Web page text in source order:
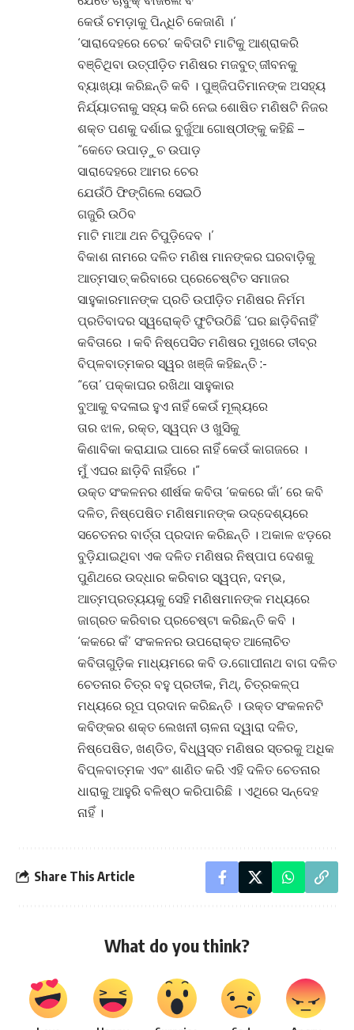
କେଉଁ ଚମଡ଼ାକୁ ପିନ୍ଧିଚି କେଜାଣି ।’
‘ସାରାଦେହରେ ଚେର’ କବିତାଟି ମାଟିକୁ ଆଶ୍ରାକରି
ବଞ୍ଚିଥିବା ଉତ୍ପୀଡ଼ିତ ମଣିଷର ମଜବୁତ୍ ଜୀବନକୁ
ବ୍ୟାଖ୍ୟା କରିଛନ୍ତି କବି । ପୁଞ୍ଜିପତିମାନଙ୍କ ଅସହ୍ୟ
ନିର୍ଯ୍ୟାତନାକୁ ସହ୍ୟ କରି ନେଇ ଶୋଷିତ ମଣିଷଟି ନିଜର
ଶକ୍ତ ପଣକୁ ଦର୍ଶାଇ ବୁର୍ଜୁଆ ଗୋଷ୍ଠୀଙ୍କୁ କହିଛି –
“କେତେ ଉପାଡ଼ୁଚ ଉପାଡ଼
ସାରାଦେହରେ ଆମର ଚେର
ଯେଉଁଠି ଫିଙ୍ଗିଲେ ସେଇଠି
ଗଜୁରି ଉଠିବ
ମାଟି ମାଆ ଥନ ଚିପୁଡ଼ିଦେବ ।’
ବିକାଶ ନାମରେ ଦଳିତ ମଣିଷ ମାନଙ୍କର ଘରବାଡ଼ିକୁ
ଆତ୍ମସାତ୍ କରିବାରେ ପ୍ରେଚେଷ୍ଟିତ ସମାଜର
ସାହୁକାରମାନଙ୍କ ପ୍ରତି ଉପୀଡ଼ିତ ମଣିଷର ନିର୍ମମ
ପ୍ରତିବାଦର ସ୍ୱରୋକ୍ତି ଫୁଟିଉଠିଛି ‘ଘର ଛାଡ଼ିବିନାହିଁ’
କବିତାରେ । କବି ନିଷ୍ପେସିତ ମଣିଷର ମୁଖରେ ତୀବ୍ର
ବିପ୍ଳବାତ୍ମକର ସ୍ୱର ଖଞ୍ଜି କହିଛନ୍ତି :-
“ତୋ’ ପକ୍କାଘର ରଖିଥା ସାହୁକାର
ବୁଆକୁ ବଦଳାଇ ହୁଏ ନାହିଁ କେଉଁ ମୂଲ୍ୟରେ
ତାର ଝାଳ, ରକ୍ତ, ସ୍ୱପ୍ନ ଓ ଖୁସିକୁ
କିଣାବିକା କରାଯାଇ ପାରେ ନାହିଁ କେଉଁ କାଗଜରେ ।
ମୁଁ ଏଘର ଛାଡ଼ିବି ନାହିଁରେ ।”
ଉକ୍ତ ସଂକଳନର ଶୀର୍ଷକ କବିତା ‘କକରେ କାଁ’ ରେ କବି
ଦଳିତ, ନିଷ୍ପେଷିତ ମଣିଷମାନଙ୍କ ଉଦ୍ଦେଶ୍ୟରେ
ସଚେତନର ବାର୍ତ୍ତା ପ୍ରଦାନ କରିଛନ୍ତି । ଅକାଳ ଝଡ଼ରେ
ବୁଡ଼ିଯାଇଥିବା ଏକ ଦଳିତ ମଣିଷର ନିଷ୍ପାପ ଦେଶକୁ
ପୁଣିଥରେ ଉଦ୍ଧାର କରିବାର ସ୍ୱପ୍ନ, ଦମ୍ଭ,
ଆତ୍ମପ୍ରତ୍ୟୟକୁ ସେହି ମଣିଷମାନଙ୍କ ମଧ୍ୟରେ
ଜାଗ୍ରତ କରିବାର ପ୍ରଚେଷ୍ଟା କରିଛନ୍ତି କବି ।
‘କକରେ କଁ’ ସଂକଳନର ଉପରୋକ୍ତ ଆଲୋଚିତ
କବିତାଗୁଡ଼ିକ ମାଧ୍ୟମରେ କବି ଡ.ଗୋପୀନାଥ ବାଗ ଦଳିତ
ଚେତନାର ଚିତ୍ର ବହୁ ପ୍ରତୀକ, ମିଥ୍‌, ଚିତ୍ରକଳ୍ପ
ମଧ୍ୟରେ ରୂପ ପ୍ରଦାନ କରିଛନ୍ତି । ଉକ୍ତ ସଂକଳନଟି
କବିଙ୍କର ଶକ୍ତ ଲେଖନୀ ଚାଳନା ଦ୍ୱାରା ଦଳିତ,
ନିଷ୍ପେଷିତ, ଖଣ୍ଡିତ, ବିଧ୍ୱସ୍ତ ମଣିଷର ସ୍ତରକୁ ଅଧିକ
ବିପ୍ଳବାତ୍ମକ ଏବଂ ଶାଣିତ କରି ଏହି ଦଳିତ ଚେତନାର
ଧାରାକୁ ଆହୁରି ବଳିଷ୍ଠ କରିପାରିଛି । ଏଥିରେ ସନ୍ଦେହ
ନାହିଁ ।
Share This Article
What do you think?